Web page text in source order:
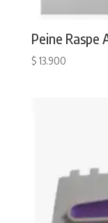
Peine Raspe
$13.900